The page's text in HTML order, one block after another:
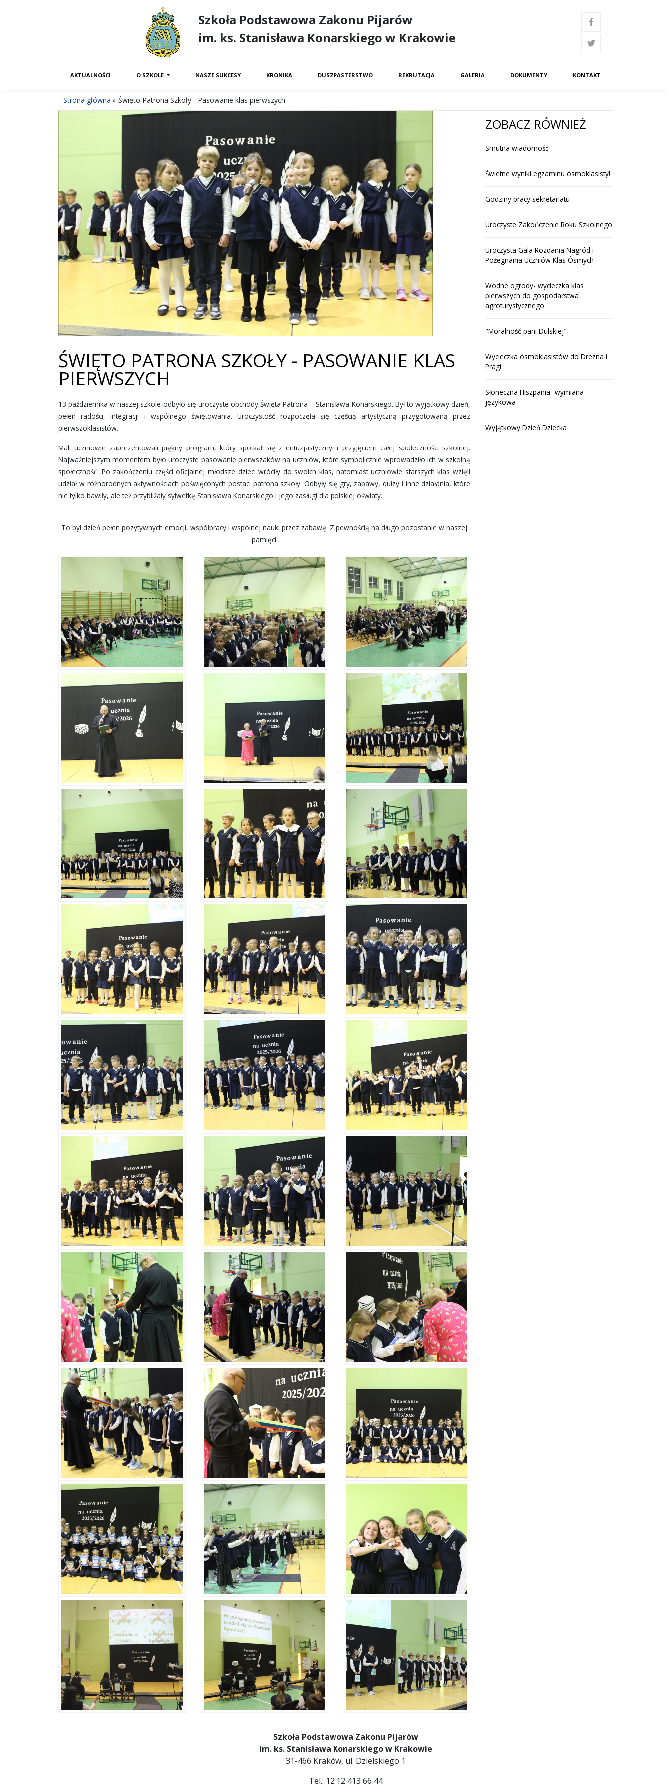
Szkoła Podstawowa Zakonu Pijarów
im. ks. Stanisława Konarskiego w Krakowie
AKTUALNOŚCI O SZKOLE NASZE SUKCESY KRONIKA DUSZPASTERSTWO REKRUTACJA GALERIA DOKUMENTY KONTAKT
Strona główna Święto Patrona Szkoły - Pasowanie klas pierwszych
ŚWIĘTO PATRONA SZKOŁY - PASOWANIE KLAS
PIERWSZYCH
13 października w naszej szkole odbyło się uroczyste obchody Święta Patrona – Stanisława Konarskiego. Był to wyjątkowy dzień,
pełen radości, integracji i wspólnego świętowania. Uroczystość rozpoczęła się częścią artystyczną przygotowaną przez
pierwszoklasistów.
Mali uczniowie zaprezentowali piękny program, który spotkał się z entuzjastycznym przyjęciem całej społeczności szkolnej.
Najważniejszym momentem było uroczyste pasowanie pierwszaków na uczniów, które symbolicznie wprowadziło ich w szkolną
społeczność. Po zakończeniu części oficjalnej młodsze dzieci wróciły do swoich klas, natomiast uczniowie starszych klas wzięli
udział w różnorodnych aktywnościach poświęconych postaci patrona szkoły. Odbyły się gry, zabawy, quizy i inne działania, które
nie tylko bawiły, ale też przybliżały sylwetkę Stanisława Konarskiego i jego zasługi dla polskiej oświaty.
To był dzień pełen pozytywnych emocji, współpracy i wspólnej nauki przez zabawę. Z pewnością na długo pozostanie w naszej
pamięci.
ZOBACZ RÓWNIEŻ
Smutna wiadomość
Świetne wyniki egzaminu ósmoklasisty!
Godziny pracy sekretariatu
Uroczyste Zakończenie Roku Szkolnego
Uroczysta Gala Rozdania Nagród i
Pożegnania Uczniów Klas Ósmych
Wodne ogrody- wycieczka klas
pierwszych do gospodarstwa
agroturystycznego.
"Moralność pani Dulskiej"
Wycieczka ósmoklasistów do Drezna i
Pragi
Słoneczna Hiszpania- wymiana
językowa
Wyjątkowy Dzień Dziecka
Szkoła Podstawowa Zakonu Pijarów
im. ks. Stanisława Konarskiego w Krakowie
31-466 Kraków, ul. Dzielskiego 1
Tel.: 12 12 413 66 44